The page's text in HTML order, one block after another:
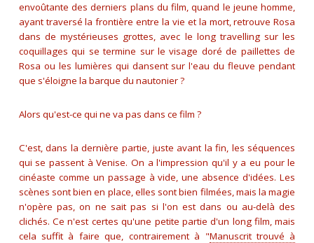
envoûtante des derniers plans du film, quand le jeune homme,
ayant traversé la frontière entre la vie et la mort, retrouve Rosa
dans de mystérieuses grottes, avec le long travelling sur les
coquillages qui se termine sur le visage doré de paillettes de
Rosa ou les lumières qui dansent sur l'eau du fleuve pendant
que s'éloigne la barque du nautonier ?
Alors qu'est-ce qui ne va pas dans ce film ?
C'est, dans la dernière partie, juste avant la fin, les séquences
qui se passent à Venise. On a l'impression qu'il y a eu pour le
cinéaste comme un passage à vide, une absence d'idées. Les
scènes sont bien en place, elles sont bien filmées, mais la magie
n'opère pas, on ne sait pas si l'on est dans ou au-delà des
clichés. Ce n'est certes qu'une petite partie d'un long film, mais
cela suffit à faire que, contrairement à "Manuscrit trouvé à